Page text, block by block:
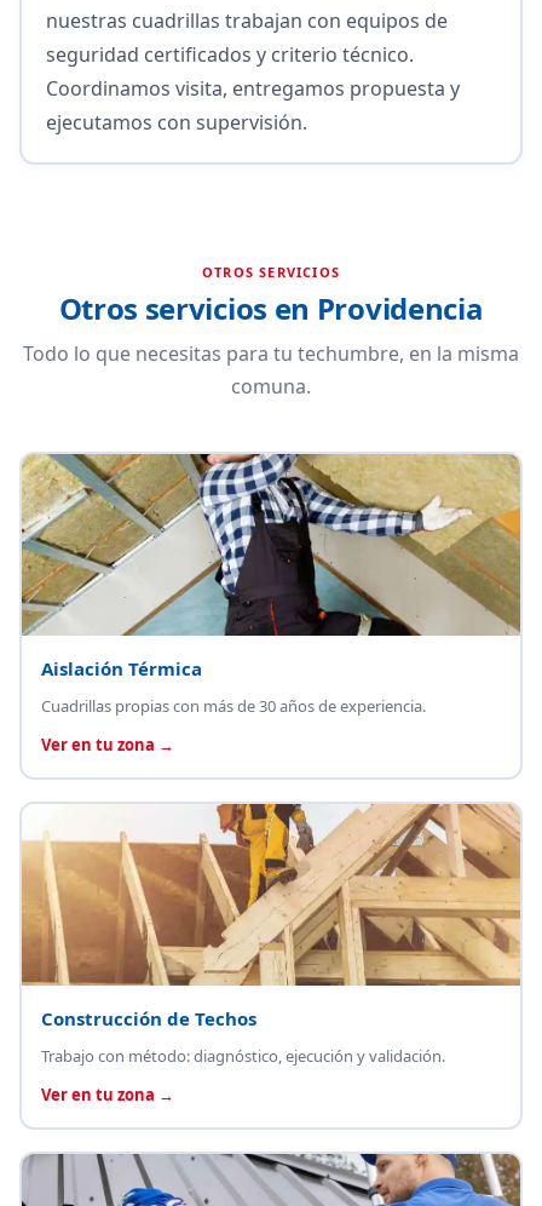
nuestras cuadrillas trabajan con equipos de
seguridad certificados y criterio técnico.
Coordinamos visita, entregamos propuesta y
ejecutamos con supervisión.
OTROS SERVICIOS
Otros servicios en Providencia
Todo lo que necesitas para tu techumbre, en la misma
comuna.
Aislación Térmica
Cuadrillas propias con más de 30 años de experiencia.
Ver en tu zona →
Construcción de Techos
Trabajo con método: diagnóstico, ejecución y validación.
Ver en tu zona →